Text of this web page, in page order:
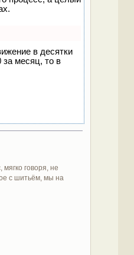
в десятки
за месяц, то в
говоря, не
с шитьём, мы на